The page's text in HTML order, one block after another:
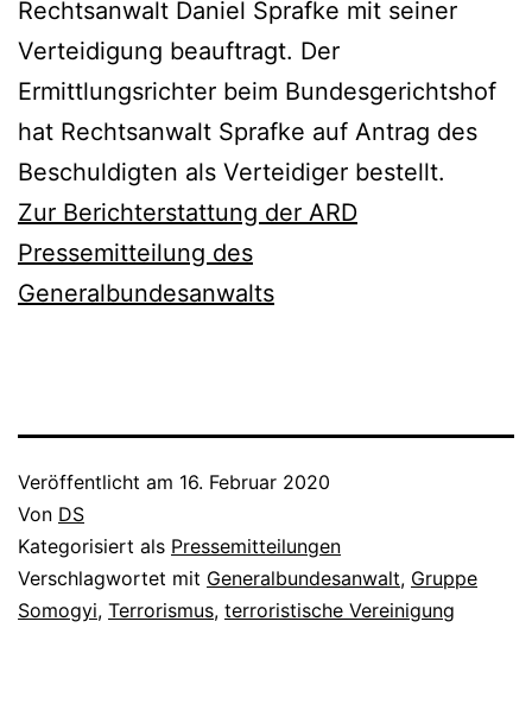
Rechtsanwalt Daniel Sprafke mit seiner
Verteidigung beauftragt. Der
Ermittlungsrichter beim Bundesgerichtshof
hat Rechtsanwalt Sprafke auf Antrag des
Beschuldigten als Verteidiger bestellt.
Zur Berichterstattung der ARD
Pressemitteilung des
Generalbundesanwalts
Veröffentlicht am 16. Februar 2020
Von DS
Kategorisiert als Pressemitteilungen
Verschlagwortet mit Generalbundesanwalt, Gruppe
Somogyi, Terrorismus, terroristische Vereinigung